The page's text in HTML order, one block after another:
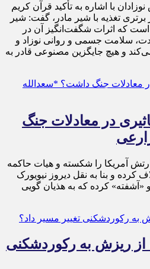
با اشاره به تأکید قرآن کریم
تغذیه با شیر مادر، گفت: شیر
که اثرات شگفت‌انگیز آن در
سلامت جسمی و روانی نوزاد و
و هیچ جایگزین مصنوعی قادر به
نصر ۲ چه تاثیری در معادلات جنگ
آمریکا را شکسته و هیات حاکمه
کرده و بنا به نقل دیروز نیویورک
«آشفته» کرده که به هذیان گویی
از ریزش به رکوردشکنی